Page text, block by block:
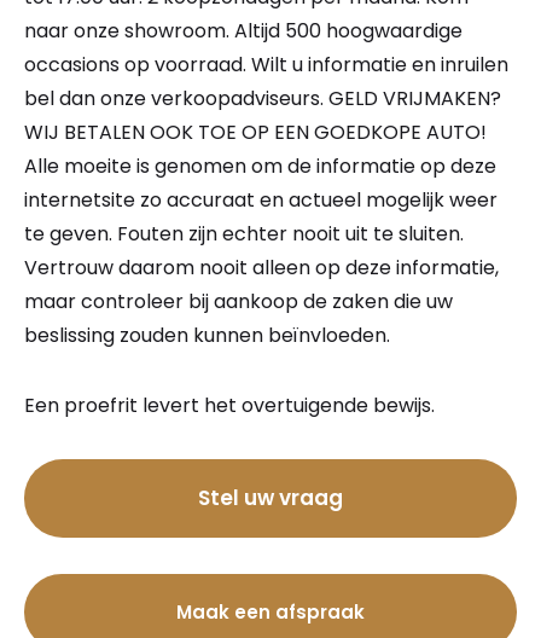
naar onze showroom. Altijd 500 hoogwaardige
occasions op voorraad. Wilt u informatie en inruilen
bel dan onze verkoopadviseurs. GELD VRIJMAKEN?
WIJ BETALEN OOK TOE OP EEN GOEDKOPE AUTO!
Alle moeite is genomen om de informatie op deze
internetsite zo accuraat en actueel mogelijk weer
te geven. Fouten zijn echter nooit uit te sluiten.
Vertrouw daarom nooit alleen op deze informatie,
maar controleer bij aankoop de zaken die uw
beslissing zouden kunnen beïnvloeden.
Een proefrit levert het overtuigende bewijs.
Stel uw vraag
Maak een afspraak